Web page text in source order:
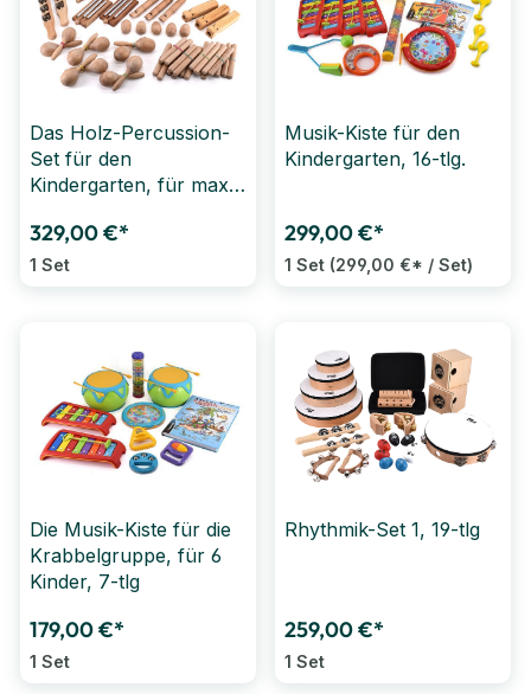
Das Holz-Percussion-
Set für den
Kindergarten, für max.
329,00 €*
1 Set
Musik-Kiste für den
Kindergarten, 16-tlg.
299,00 €*
1 Set (299,00 €* / Set)
Die Musik-Kiste für die
Krabbelgruppe, für 6
Kinder, 7-tlg
179,00 €*
1 Set
Rhythmik-Set 1, 19-tlg
259,00 €*
1 Set